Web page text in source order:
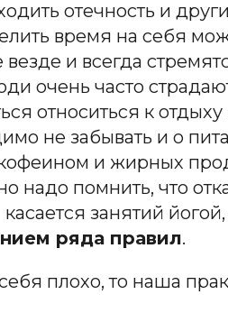
отечность и
время на себя
и всегда
очень часто
относиться к
не забывать и о
и жирных
надо помнить, что
занятий
ряда правил.
плохо, то наша